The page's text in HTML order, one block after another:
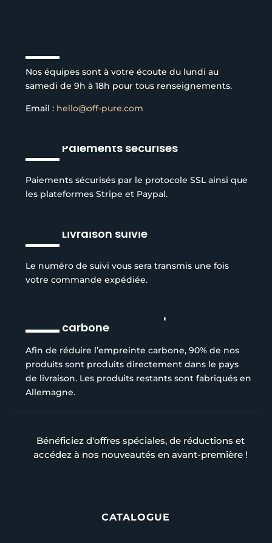
Nos équipes sont à votre écoute du lundi au
samedi de 9h à 18h pour tous renseignements.
Email : hello@off-pure.com
Paiements sécurisés
Paiements sécurisés par le protocole SSL ainsi que
les plateformes Stripe et Paypal.
Livraison suivie
Le numéro de suivi vous sera transmis une fois
votre commande expédiée.
carbone
Afin de réduire l’empreinte carbone, 90% de nos
produits sont produits directement dans le pays
de livraison. Les produits restants sont fabriqués en
Allemagne.
Bénéficiez d'offres spéciales, de réductions et
accédez à nos nouveautés en avant-première !
CATALOGUE